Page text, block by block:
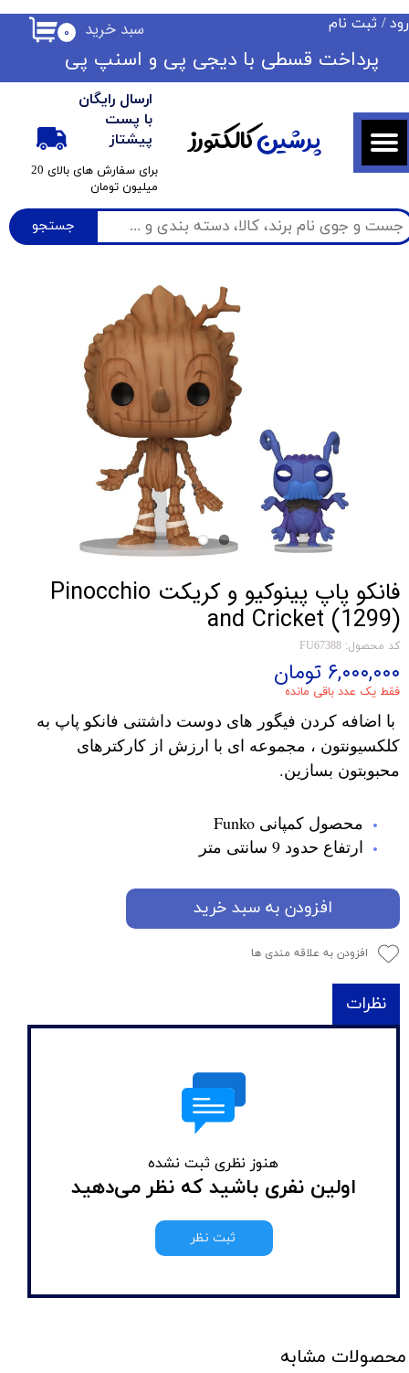
جستجو
ارسال رایگان
با پست
پیشتاز
​برای سفارش های بالای 20
میلیون تومان
۰ سبد خرید / ثبت نام
حساب کاربری من
تغییر گذر واژه
سفارشات
خروج از حساب کاربری
​​پرداخت قسطی با دیجی پی ​​​​​​​و اسنپ پی
پرشینکالکتورز
فانکو پاپ پینوکیو و کریکت Pinocchio
and Cricket (1299)
کد محصول: FU67388
۶,۰۰۰,۰۰۰ تومان
فقط یک عدد باقی مانده
با اضافه کردن فیگور های دوست داشتنی فانکو پاپ به
کلکسیونتون ، مجموعه ای با ارزش از کارکترهای
محبوبتون بسازین.
محصول کمپانی Funko
ارتفاع حدود 9 سانتی متر
افزودن به سبد خرید
افزودن به علاقه مندی ها
نظرات
هنوز نظری ثبت نشده
اولین نفری باشید که نظر می‌دهید
ثبت نظر
محصولات مشابه